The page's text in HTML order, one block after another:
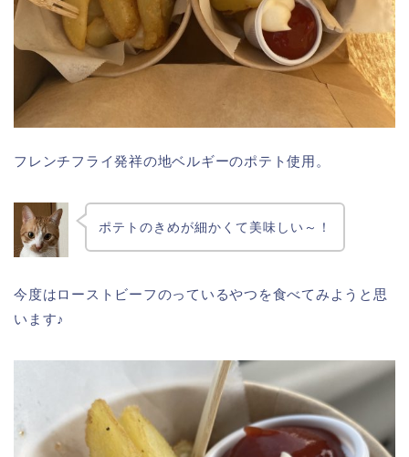
フレンチフライ発祥の地ベルギーのポテト使用。
ポテトのきめが細かくて美味しい～！
今度はローストビーフのっているやつを食べてみようと思
います♪